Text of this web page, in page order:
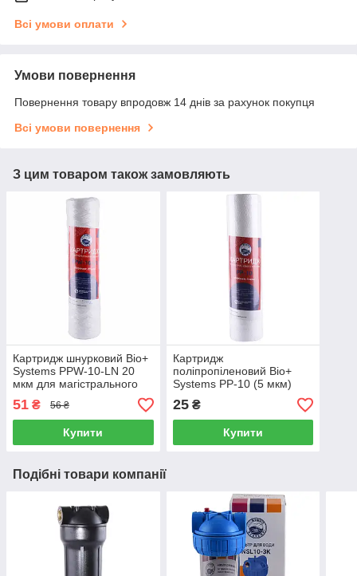
Всі умови оплати
Умови повернення
Повернення товару впродовж 14 днів за рахунок покупця
Всі умови повернення
З цим товаром також замовляють
Картридж шнурковий Bio+
Systems PPW-10-LN 20
мкм для магістрального
фільтра 10
51 ₴ 56 ₴
Купити
Картридж
поліпропіленовий Bio+
Systems PP-10 (5 мкм)
для питної води
25₴
Купити
Подібні товари компанії